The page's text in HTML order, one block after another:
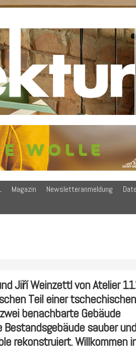
Magazin Newsletteranmeldung
Jiří Weinzettl von Atelier
Teil einer tschechischen
benachbarte Gebäude
sauber und
rekonstruiert. Willkommen